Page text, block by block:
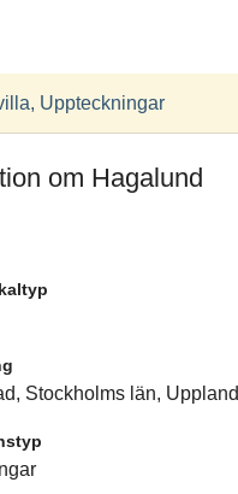
Uppteckningar
om Hagalund
Stockholms län, Uppland